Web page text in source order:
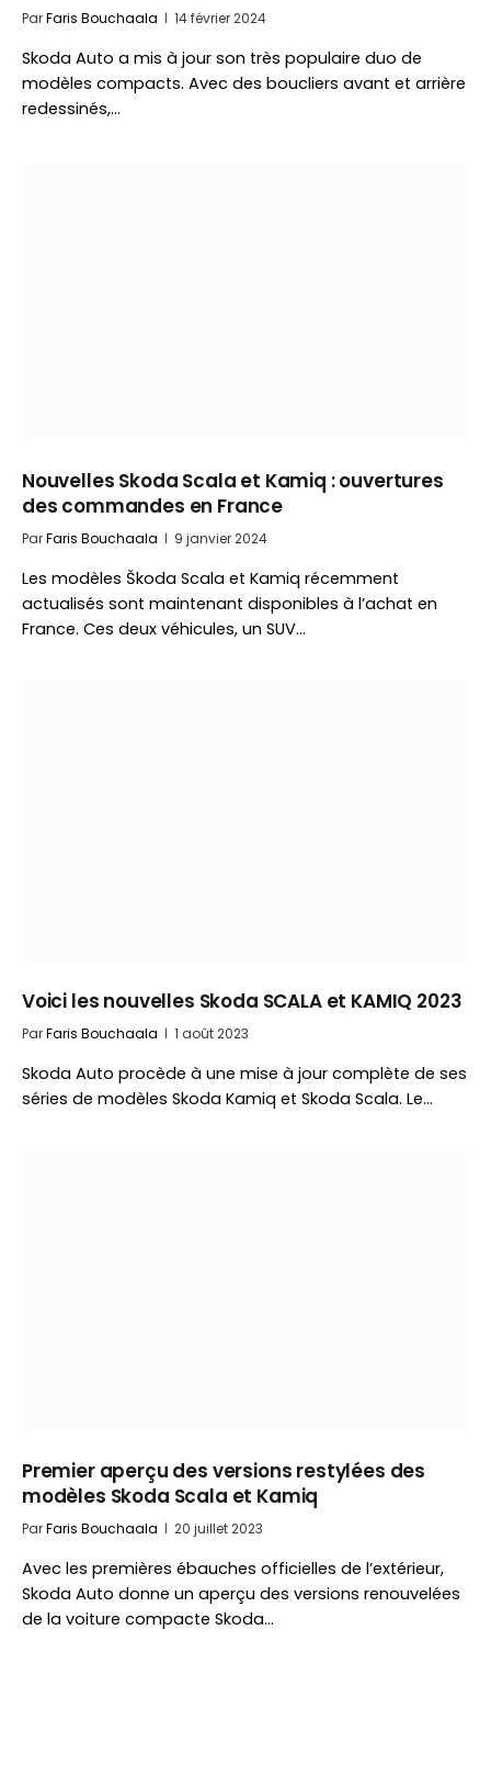
ParFaris Bouchaala 14 février 2024
Skoda Auto a mis à jour son très populaire duo de
modèles compacts. Avec des boucliers avant et arrière
redessinés,…
Nouvelles Skoda Scala et Kamiq : ouvertures
des commandes en France
ParFaris Bouchaala 9 janvier 2024
Les modèles Škoda Scala et Kamiq récemment
actualisés sont maintenant disponibles à l’achat en
France. Ces deux véhicules, un SUV…
Voici les nouvelles Skoda SCALA et KAMIQ 2023
ParFaris Bouchaala 1 août 2023
Skoda Auto procède à une mise à jour complète de ses
séries de modèles Skoda Kamiq et Skoda Scala. Le…
Premier aperçu des versions restylées des
modèles Skoda Scala et Kamiq
ParFaris Bouchaala 20 juillet 2023
Avec les premières ébauches officielles de l’extérieur,
Skoda Auto donne un aperçu des versions renouvelées
de la voiture compacte Skoda…